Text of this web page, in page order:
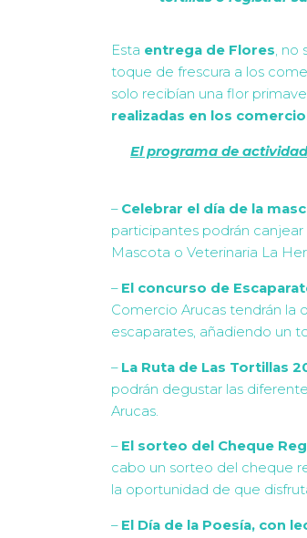
Esta entrega de Flores, no
toque de frescura a los
solo recibían una flor
realizadas en los
El programa de
– Celebrar el día de la
participantes podrán
Mascota o Veterinaria La
– El concurso de
Comercio Arucas tendrán la
escaparates, añadiendo un
– La Ruta de Las Tortillas
podrán degustar las
Arucas.
– El sorteo del Cheque
cabo un sorteo del cheque
la oportunidad de que
– El Día de la Poesía, con